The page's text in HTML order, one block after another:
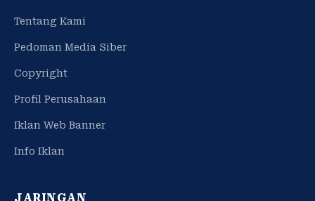
Tentang Kami
Pedoman Media Siber
Copyright
Profil Perusahaan
Iklan Web Banner
Info Iklan
JARINGAN